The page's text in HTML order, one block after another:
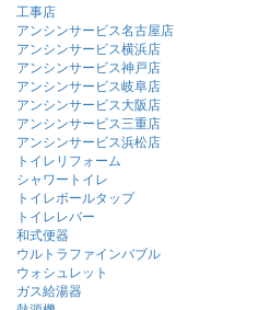
工事店
アンシンサービス名古屋店
アンシンサービス横浜店
アンシンサービス神戸店
アンシンサービス岐阜店
アンシンサービス大阪店
アンシンサービス三重店
アンシンサービス浜松店
トイレリフォーム
シャワートイレ
トイレボールタップ
トイレレバー
和式便器
ウルトラファインバブル
ウォシュレット
ガス給湯器